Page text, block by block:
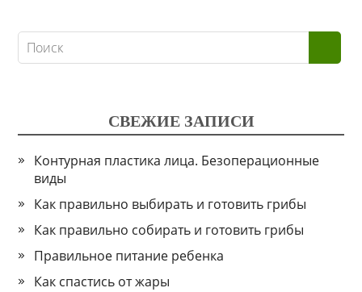
СВЕЖИЕ ЗАПИСИ
Контурная пластика лица. Безоперационные
виды
Как правильно выбирать и готовить грибы
Как правильно собирать и готовить грибы
Правильное питание ребенка
Как спастись от жары